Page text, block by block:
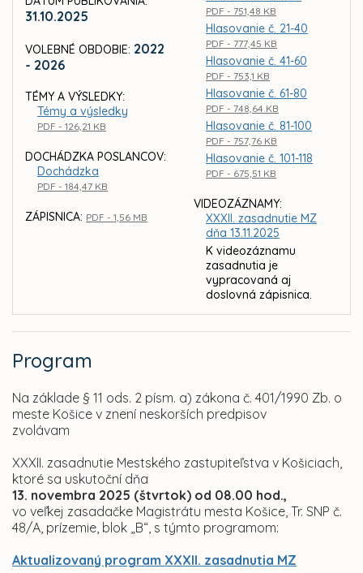
31.10.2025
VOLEBNÉ OBDOBIE: 2022
- 2026
TÉMY A VÝSLEDKY:
Témy a výsledky
PDF - 126,21 KB
DOCHÁDZKA POSLANCOV:
Dochádzka
PDF - 184,47 KB
ZÁPISNICA: PDF - 1,56 MB
PDF - 751,48 KB
Hlasovanie č. 21-40
PDF - 777,45 KB
Hlasovanie č. 41-60
PDF - 753,1 KB
Hlasovanie č. 61-80
PDF - 748,64 KB
Hlasovanie č. 81-100
PDF - 757,76 KB
Hlasovanie č. 101-118
PDF - 675,51 KB
VIDEOZÁZNAMY:
XXXII. zasadnutie MZ
dňa 13.11.2025
K videozáznamu
zasadnutia je
vypracovaná aj
doslovná zápisnica.
Program
Na základe § 11 ods. 2 písm. a) zákona č. 401/1990 Zb. o
meste Košice v znení neskorších predpisov
zvolávam
XXXII. zasadnutie Mestského zastupiteľstva v Košiciach,
ktoré sa uskutoční dňa
13. novembra 2025 (štvrtok) od 08.00 hod.,
vo veľkej zasadačke Magistrátu mesta Košice, Tr. SNP č.
48/A, prízemie, blok „B“, s týmto programom:
Aktualizovaný program XXXII. zasadnutia MZ